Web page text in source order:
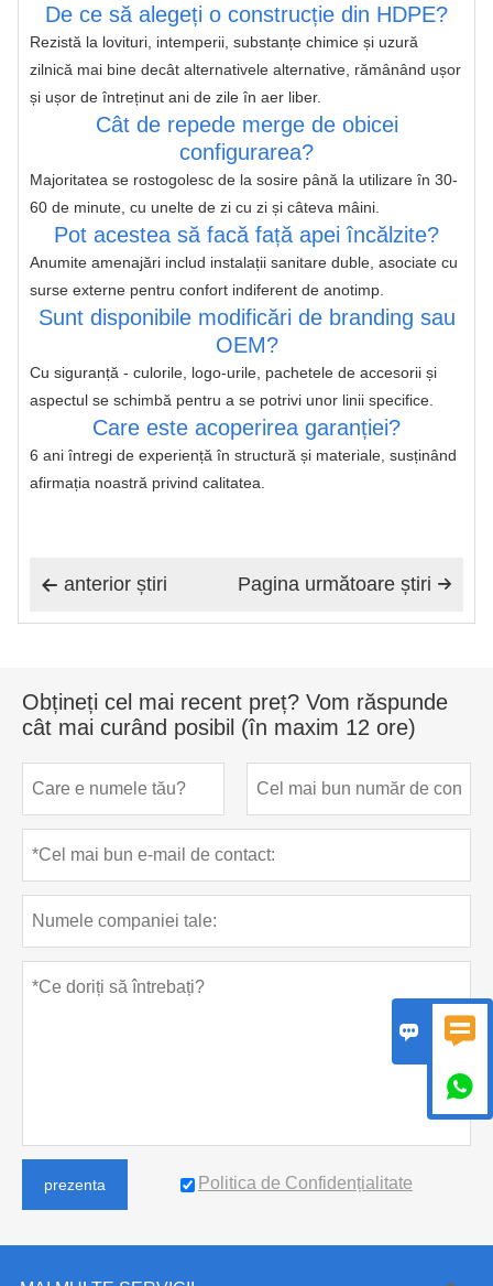
De ce să alegeți o construcție din HDPE?
Rezistă la lovituri, intemperii, substanțe chimice și uzură
zilnică mai bine decât alternativele alternative, rămânând ușor
și ușor de întreținut ani de zile în aer liber.
Cât de repede merge de obicei
configurarea?
Majoritatea se rostogolesc de la sosire până la utilizare în 30-
60 de minute, cu unelte de zi cu zi și câteva mâini.
Pot acestea să facă față apei încălzite?
Anumite amenajări includ instalații sanitare duble, asociate cu
surse externe pentru confort indiferent de anotimp.
Sunt disponibile modificări de branding sau
OEM?
Cu siguranță - culorile, logo-urile, pachetele de accesorii și
aspectul se schimbă pentru a se potrivi unor linii specifice.
Care este acoperirea garanției?
6 ani întregi de experiență în structură și materiale, susținând
afirmația noastră privind calitatea.
 anterior știri 
Pagina următoare știri
Obțineți cel mai recent preț? Vom răspunde
cât mai curând posibil (în maxim 12 ore)
prezenta Politica de Confidențialitate
 
